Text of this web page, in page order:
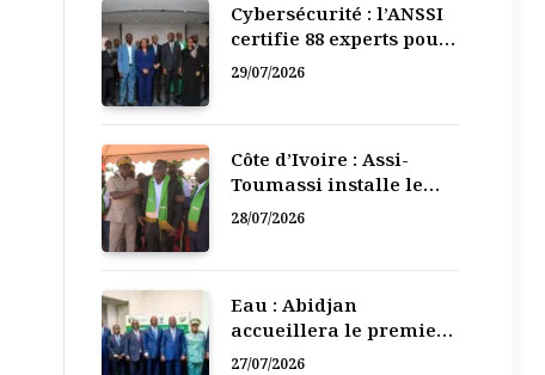
Cybersécurité : l’ANSSI
certifie 88 experts pour
renforcer la défense
29/07/2026
Côte d’Ivoire : Assi-
Toumassi installe le
bureau exécutif de sa
28/07/2026
Eau : Abidjan
accueillera le premier
Forum régional de
27/07/2026